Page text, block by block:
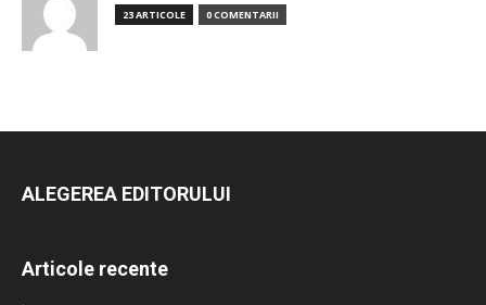
23 ARTICOLE 0 COMENTARII
ALEGEREA EDITORULUI
Articole recente